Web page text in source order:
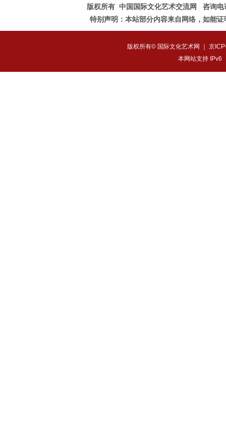
版权所有 中国国际文化艺术交流网 咨询电
特别声明：本站部分内容来自网络，如能
版权所有© 国际文化艺术网 ｜ 京
本网站支持 IPv6